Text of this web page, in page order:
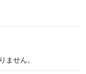
ません。